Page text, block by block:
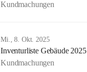
Kundmachungen
Mi., 8. Okt. 2025
Inventurliste Gebäude 2025
Kundmachungen